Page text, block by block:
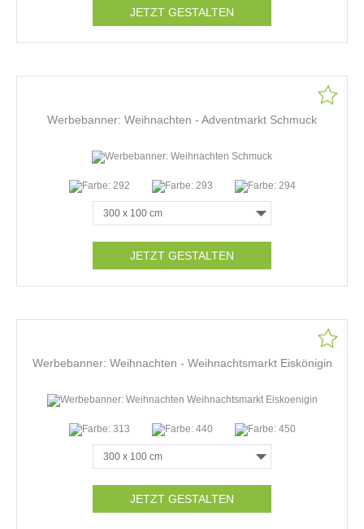
JETZT GESTALTEN
Werbebanner: Weihnachten - Adventmarkt Schmuck
JETZT GESTALTEN
Werbebanner: Weihnachten - Weihnachtsmarkt Eiskönigin
JETZT GESTALTEN